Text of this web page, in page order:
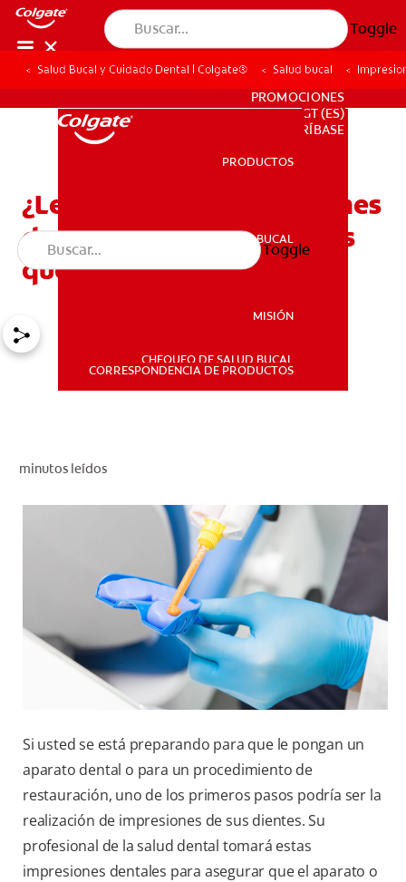
Toggle
SALUD BUCAL
PARA PROFESIONALES
PROMOCIONES
GT (ES)
SUSCRÍBASE
PARA PROFESIONALES
PROMOCIONES
GT (ES)
SUSCRÍBASE
PRODUCTOS
SALUD BUCAL
MISIÓN
CHEQUEO DE SALUD BUCAL
CORRESPONDENCIA DE PRODUCTOS
Toggle
Salud Bucal y Cuidado Dental | Colgate® Salud bucal
¿Le van a hacer impresiones
dentales? Aquí le decimos
qué esperar
minutos leídos
Si usted se está preparando para que le pongan un
aparato dental o para un procedimiento de
restauración, uno de los primeros pasos podría ser la
realización de impresiones de sus dientes. Su
profesional de la salud dental tomará estas
impresiones dentales para asegurar que el aparato o